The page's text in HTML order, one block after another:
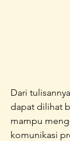
Dari
dapat dilihat
mampu
komunikasi